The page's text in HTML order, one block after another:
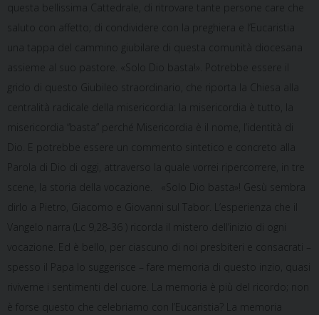
questa bellissima Cattedrale, di ritrovare tante persone care che
saluto con affetto; di condividere con la preghiera e l’Eucaristia
una tappa del cammino giubilare di questa comunità diocesana
assieme al suo pastore. «Solo Dio basta!». Potrebbe essere il
grido di questo Giubileo straordinario, che riporta la Chiesa alla
centralità radicale della misericordia: la misericordia è tutto, la
misericordia “basta” perché Misericordia è il nome, l’identità di
Dio. E potrebbe essere un commento sintetico e concreto alla
Parola di Dio di oggi, attraverso la quale vorrei ripercorrere, in tre
scene, la storia della vocazione. «Solo Dio basta»! Gesù sembra
dirlo a Pietro, Giacomo e Giovanni sul Tabor. L’esperienza che il
Vangelo narra (Lc 9,28-36 ) ricorda il mistero dell’inizio di ogni
vocazione. Ed è bello, per ciascuno di noi presbiteri e consacrati –
spesso il Papa lo suggerisce – fare memoria di questo inzio, quasi
riviverne i sentimenti del cuore. La memoria è più del ricordo; non
è forse questo che celebriamo con l’Eucaristia? La memoria